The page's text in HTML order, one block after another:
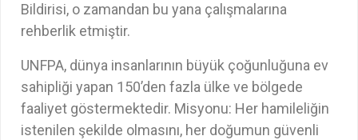
Bildirisi, o zamandan bu yana çalışmalarına
rehberlik etmiştir.
UNFPA, dünya insanlarının büyük çoğunluğuna ev
sahipliği yapan 150’den fazla ülke ve bölgede
faaliyet göstermektedir. Misyonu: Her hamileliğin
istenilen şekilde olmasını, her doğumun güvenli